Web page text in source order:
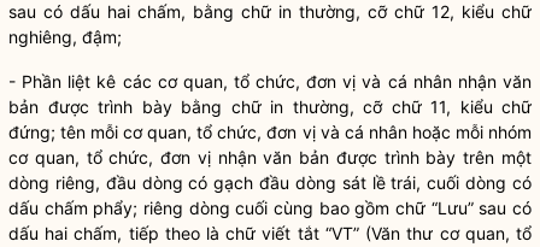
sau có dấu hai chấm, bằng chữ in thường, cỡ chữ 12, kiểu chữ
nghiêng, đậm;
- Phần liệt kê các cơ quan, tổ chức, đơn vị và cá nhân nhận văn
bản được trình bày bằng chữ in thường, cỡ chữ 11, kiểu chữ
đứng; tên mỗi cơ quan, tổ chức, đơn vị và cá nhân hoặc mỗi nhóm
cơ quan, tổ chức, đơn vị nhận văn bản được trình bày trên một
dòng riêng, đầu dòng có gạch đầu dòng sát lề trái, cuối dòng có
dấu chấm phẩy; riêng dòng cuối cùng bao gồm chữ “Lưu” sau có
dấu hai chấm, tiếp theo là chữ viết tắt “VT” (Văn thư cơ quan, tổ